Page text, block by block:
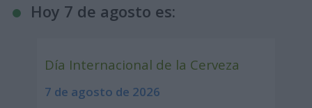
Hoy 7 de agosto es:
Día Internacional de la Cerveza
7 de agosto de 2026